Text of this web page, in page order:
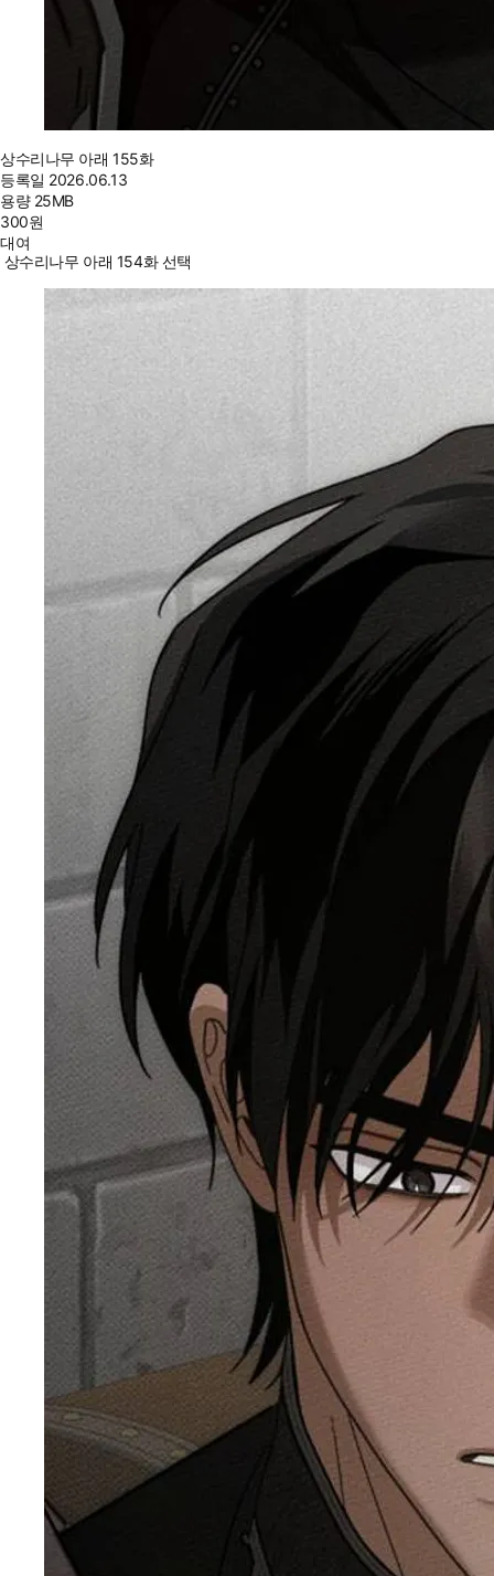
상수리나무 아래 155화
등록일 2026.06.13
용량 25MB
300원
대여
상수리나무 아래 154화 선택